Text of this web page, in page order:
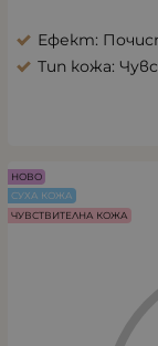
Ефект:
Тип кожа:
НОВО
СУХА КОЖА
ЧУВСТВИТЕЛНА КОЖА